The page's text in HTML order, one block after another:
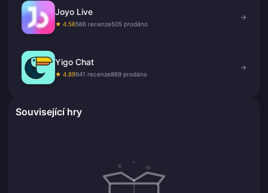
Joyo Live
★ 4.56566 recenze505 prodáno
→
Yigo Chat
★ 4.89941 recenze869 prodáno
→
Související hry